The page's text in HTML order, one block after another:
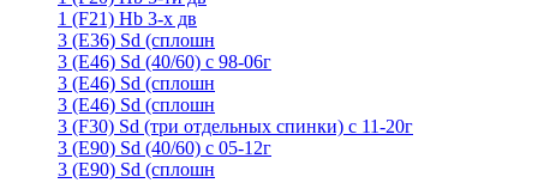
1 (F21) Hb 3-х дв
3 (E36) Sd (сплошн
3 (Е46) Sd (40/60) с 98-06г
3 (Е46) Sd (сплошн
3 (E46) Sd (сплошн
3 (F30) Sd (три отдельных спинки) с 11-20г
3 (Е90) Sd (40/60) с 05-12г
3 (Е90) Sd (сплошн